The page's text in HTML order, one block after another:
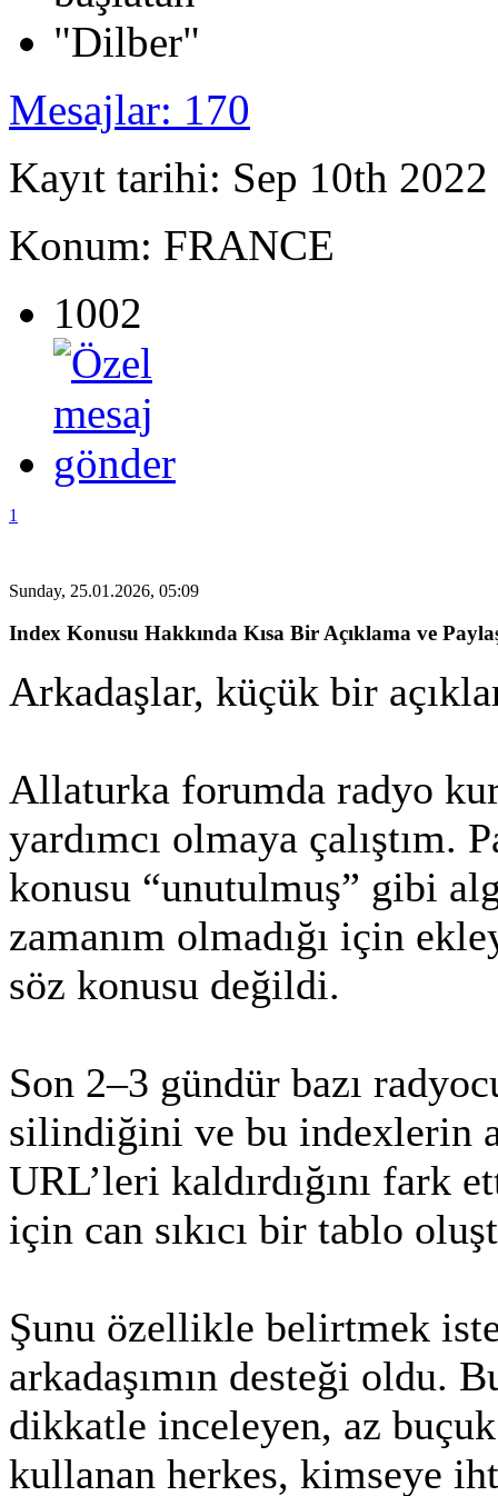
Mesajlar: 170
Kayıt tarihi: Sep 10th 2022
Konum: FRANCE
1002
1
Sunday, 25.01.2026, 05:09
Index Konusu Hakkında Kısa Bir Açıklama ve
Arkadaşlar, küçük bir
Allaturka forumda radyo
yardımcı olmaya çalıştım.
konusu “unutulmuş” gibi
zamanım olmadığı için
söz konusu değildi.
Son 2–3 gündür bazı
silindiğini ve bu indexlerin
URL’leri kaldırdığını fark
için can sıkıcı bir tablo
Şunu özellikle belirtmek
arkadaşımın desteği oldu.
dikkatle inceleyen, az
kullanan herkes, kimseye